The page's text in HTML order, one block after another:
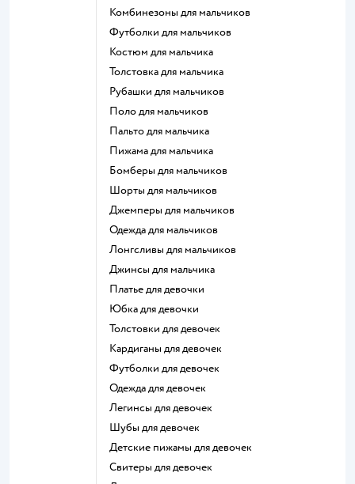
Комбинезоны для мальчиков
Футболки для мальчиков
Костюм для мальчика
Толстовка для мальчика
Рубашки для мальчиков
Поло для мальчиков
Пальто для мальчика
Пижама для мальчика
Бомберы для мальчиков
Шорты для мальчиков
Джемперы для мальчиков
Одежда для мальчиков
Лонгсливы для мальчиков
Джинсы для мальчика
Платье для девочки
Юбка для девочки
Толстовки для девочек
Кардиганы для девочек
Футболки для девочек
Одежда для девочек
Легинсы для девочек
Шубы для девочек
Детские пижамы для девочек
Свитеры для девочек